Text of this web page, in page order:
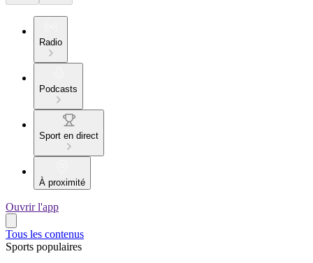
Radio
Podcasts
Sport en direct
À proximité
Ouvrir l'app
Tous les contenus
Sports populaires